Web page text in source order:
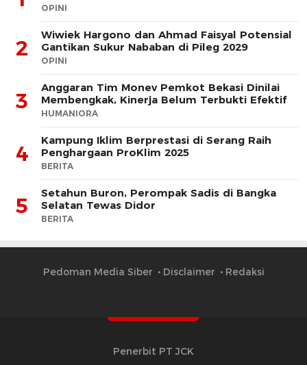
OPINI
2
Wiwiek Hargono dan Ahmad Faisyal Potensial
Gantikan Sukur Nababan di Pileg 2029
OPINI
3
Anggaran Tim Monev Pemkot Bekasi Dinilai
Membengkak, Kinerja Belum Terbukti Efektif
HUMANIORA
4
Kampung Iklim Berprestasi di Serang Raih
Penghargaan ProKlim 2025
BERITA
5
Setahun Buron, Perompak Sadis di Bangka
Selatan Tewas Didor
BERITA
Pedoman Media Siber Disclaimer Redaksi
Penerbit PT JCK